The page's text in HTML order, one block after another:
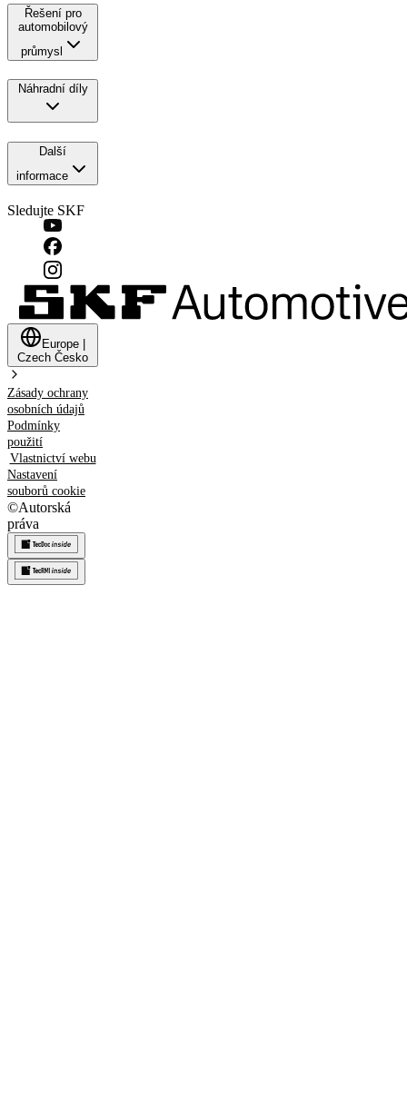
Řešení pro
automobilový
průmysl
Náhradní díly
Další
informace
Sledujte SKF
Europe
Czech Česko
Zásady ochrany
osobních údajů
Podmínky
použití
Vlastnictví webu
Nastavení
souborů cookie
©Autorská
práva